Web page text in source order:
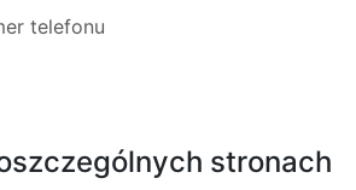
telefonu
stronach